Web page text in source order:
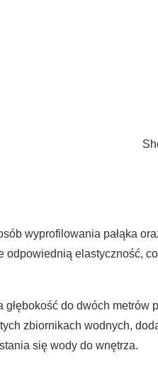
wyprofilowania pałąka
elastyczność,
do dwóch
zbiornikach wodnych,
się wody do wnętrza.